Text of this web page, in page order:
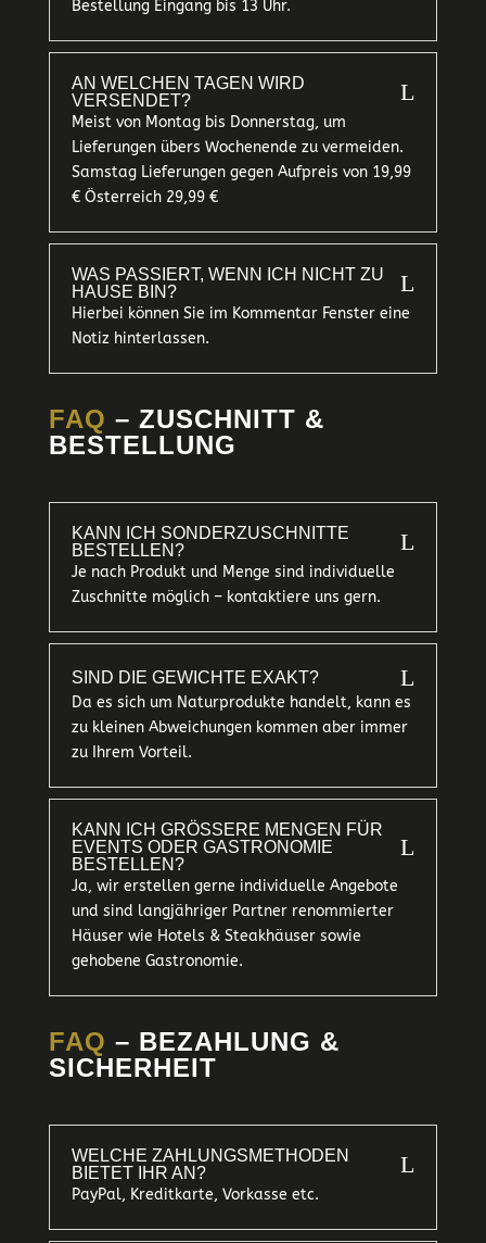
Bestellung Eingang bis 13 Uhr.
AN WELCHEN TAGEN WIRD
VERSENDET?
L
Meist von Montag bis Donnerstag, um
Lieferungen übers Wochenende zu vermeiden.
Samstag Lieferungen gegen Aufpreis von 19,99
€ Österreich 29,99 €
WAS PASSIERT, WENN ICH NICHT ZU
HAUSE BIN?
L
Hierbei können Sie im Kommentar Fenster eine
Notiz hinterlassen.
FAQ – ZUSCHNITT &
BESTELLUNG
KANN ICH SONDERZUSCHNITTE
BESTELLEN?
L
Je nach Produkt und Menge sind individuelle
Zuschnitte möglich – kontaktiere uns gern.
SIND DIE GEWICHTE EXAKT? L
Da es sich um Naturprodukte handelt, kann es
zu kleinen Abweichungen kommen aber immer
zu Ihrem Vorteil.
KANN ICH GRÖSSERE MENGEN FÜR E
VENTS ODER GASTRONOMIE B
ESTELLEN?
L
Ja, wir erstellen gerne individuelle Angebote
und sind langjähriger Partner renommierter
Häuser wie Hotels & Steakhäuser sowie
gehobene Gastronomie.
FAQ – BEZAHLUNG &
SICHERHEIT
WELCHE ZAHLUNGSMETHODEN
BIETET IHR AN?
L
PayPal, Kreditkarte, Vorkasse etc.